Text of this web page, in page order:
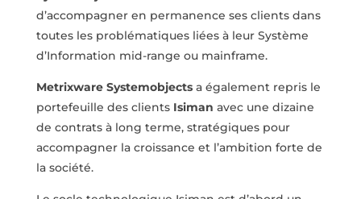
d’accompagner en permanence ses clients dans
toutes les problématiques liées à leur Système
d’Information mid-range ou mainframe.
Metrixware Systemobjectsa également repris le
portefeuille des clients Isiman avec une dizaine
de contrats à long terme, stratégiques pour
accompagner la croissance et l’ambition forte de
la société.